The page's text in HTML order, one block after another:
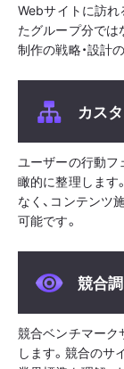
Webサイトに訪れ
たグループ分では
制作の戦略・設計
カス
ユーザーの行動フ
瞰的に整理します
なく、コンテンツ
可能です。
競合調
競合ベンチマーク
します。競合の